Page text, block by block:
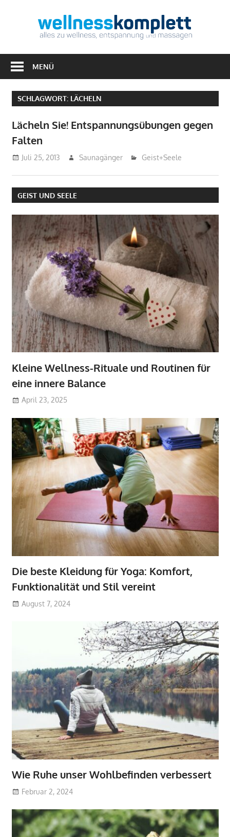
zu
Entspannung
MENÜ
SCHLAGWORT: LÄCHELN
Lächeln Sie! Entspannungsübungen gegen
Falten
Juli 25, 2013 Saunagänger Geist+Seele
GEIST UND SEELE
Kleine Wellness-Rituale und Routinen für
eine innere Balance
April 23, 2025
Die beste Kleidung für Yoga: Komfort,
Funktionalität und Stil vereint
August 7, 2024
Wie Ruhe unser Wohlbefinden verbessert
Februar 2, 2024